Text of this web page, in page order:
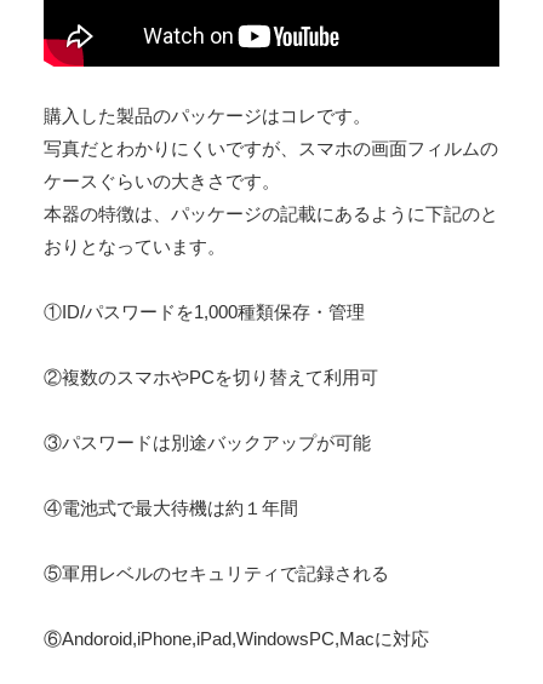
購入した製品のパッケージはコレです。
写真だとわかりにくいですが、スマホの画面フィルムの
ケースぐらいの大きさです。
本器の特徴は、パッケージの記載にあるように下記のと
おりとなっています。
①ID/パスワードを1,000種類保存・管理
②複数のスマホやPCを切り替えて利用可
③パスワードは別途バックアップが可能
④電池式で最大待機は約１年間
⑤軍用レベルのセキュリティで記録される
⑥Andoroid,iPhone,iPad,WindowsPC,Macに対応